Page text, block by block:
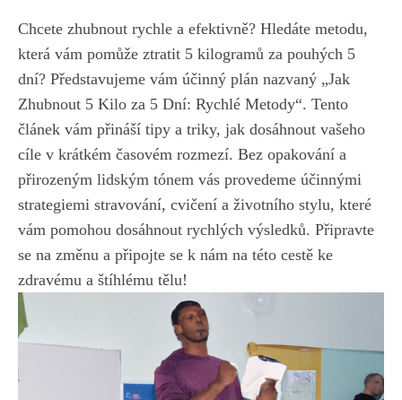
‌Chcete zhubnout rychle a efektivně? Hledáte metodu,
⁣která ⁣vám pomůže ztratit 5‍ kilogramů za pouhých ‌5
dní? Představujeme vám ‍účinný plán⁢ nazvaný „Jak
Zhubnout ​5 Kilo ‍za ​5 Dní: Rychlé⁤ Metody“. Tento
článek ‍vám přináší tipy a triky, jak dosáhnout ⁢vašeho
⁤cíle v krátkém časovém rozmezí. Bez opakování a
přirozeným lidským tónem vás‍ provedeme účinnými
strategiemi stravování, cvičení a životního stylu,​ které
vám pomohou ⁢dosáhnout rychlých výsledků. Připravte
se na⁤ změnu a připojte se k nám na této cestě ke
zdravému a štíhlému ⁤tělu!